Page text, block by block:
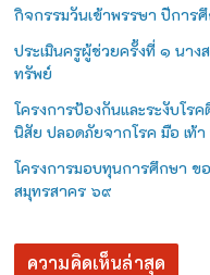
กิจกรรมวันเข้าพรรษา ปีการ
ประเมินครูผู้ช่วยครั้งที่ ๑ นาง
ทรัพย์
โครงการป้องกันและระงับโร
นิสัย ปลอดภัยจากโรค มือ เท้า
โครงการมอบทุนการศึกษา ข
สมุทรสาคร ๖๙
ความคิดเห็นล่าสุด